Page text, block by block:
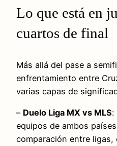
Lo que está en
cuartos de final
Más allá del pase a
enfrentamiento entre
varias capas de
– Duelo Liga MX vs MLS:
equipos de ambos
comparación entre ligas,